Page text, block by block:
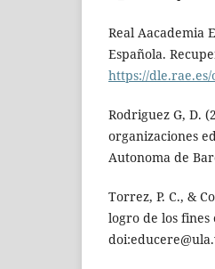
Real Aacademia
Española.
https://
Rodriguez G, D.
organizaciones
Autonoma de
Torrez, P. C., &
logro de los fines